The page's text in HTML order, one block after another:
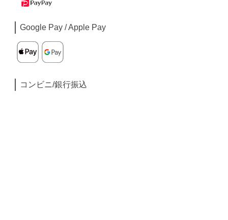
Google Pay / Apple Pay
コンビニ/銀行振込